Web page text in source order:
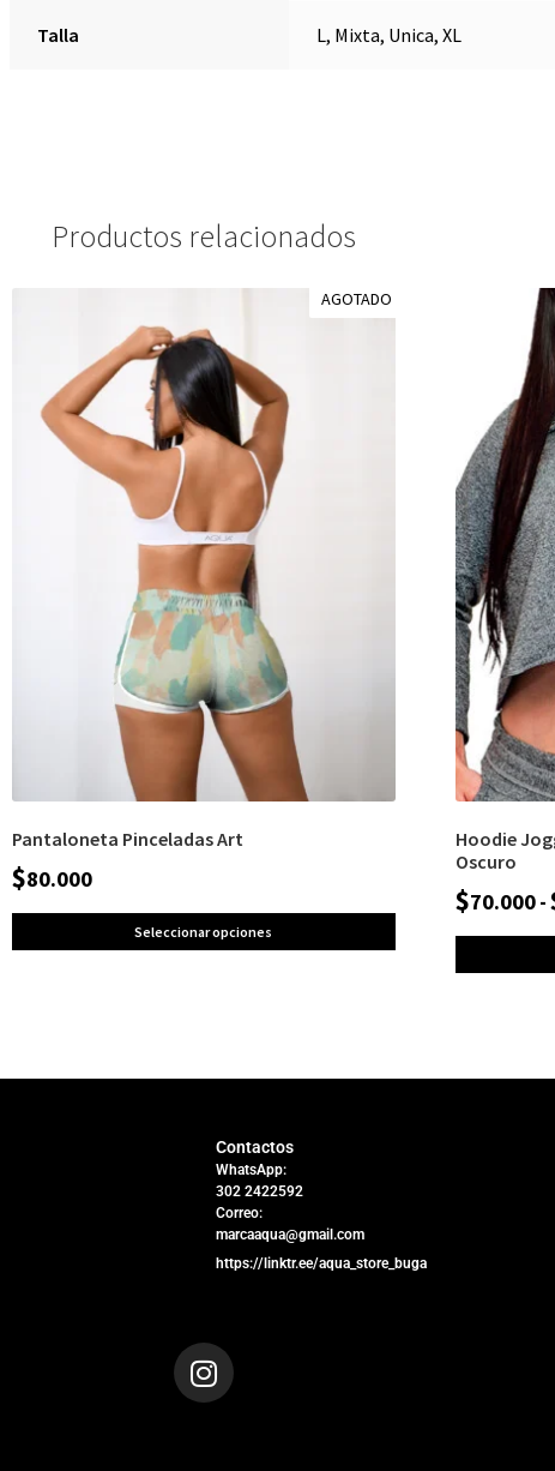
Talla L, Mixta, Unica, XL
Productos relacionados
AGOTADO
Pantaloneta Pinceladas Art
$80.000
Seleccionar opciones
Hoodie
Oscuro
$70.000-
Contactos
WhatsApp:
302 2422592
Correo:
marcaaqua@gmail.com
https://linktr.ee/aqua_store_buga